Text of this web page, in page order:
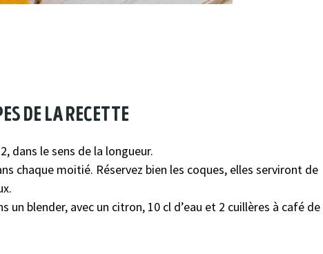
de la recette
dans le sens de la longueur.
chaque moitié. Réservez bien les coques, elles serviront de
un blender, avec un citron, 10 cl d’eau et 2 cuillères à café de